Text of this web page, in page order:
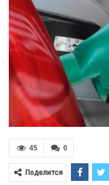
0
45
Поделится